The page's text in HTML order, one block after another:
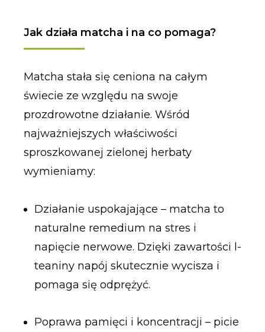
Jak działa matcha i na co pomaga?
Matcha stała się ceniona na całym
świecie ze względu na swoje
prozdrowotne działanie. Wśród
najważniejszych właściwości
sproszkowanej zielonej herbaty
wymieniamy:
Działanie uspokajające – matcha to
naturalne remedium na stres i
napięcie nerwowe. Dzięki zawartości l-
teaniny napój skutecznie wycisza i
pomaga się odprężyć.
Poprawa pamięci i koncentracji – picie